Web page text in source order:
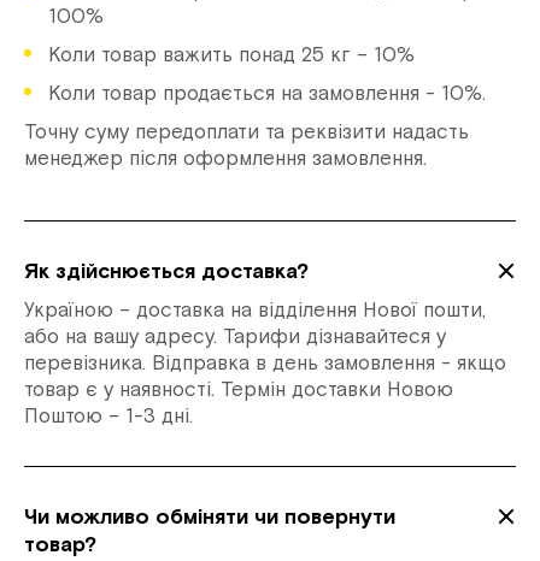
100%
Коли товар важить понад 25 кг – 10%
Коли товар продається на замовлення - 10%.
Точну суму передоплати та реквізити надасть
менеджер після оформлення замовлення.
Як здійснюється доставка?
Україною – доставка на відділення Нової пошти,
або на вашу адресу. Тарифи дізнавайтеся у
перевізника. Відправка в день замовлення - якщо
товар є у наявності. Термін доставки Новою
Поштою – 1-3 дні.
Чи можливо обміняти чи повернути
товар?